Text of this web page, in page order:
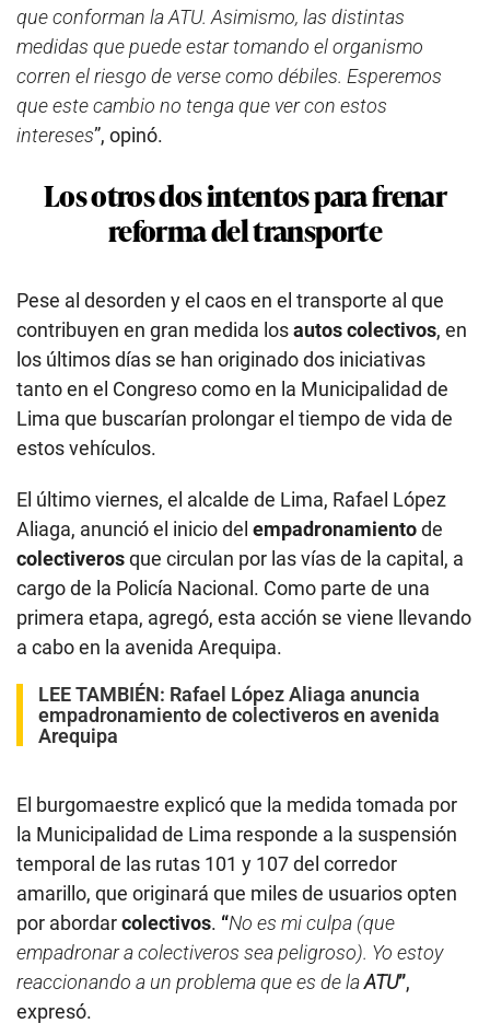
que conforman la ATU. Asimismo, las distintas
medidas que puede estar tomando el organismo
corren el riesgo de verse como débiles. Esperemos
que este cambio no tenga que ver con estos
intereses”, opinó.
Los otros dos intentos para frenar
reforma del transporte
Pese al desorden y el caos en el transporte al que
contribuyen en gran medida losautos colectivos, en
los últimos días se han originado dos iniciativas
tanto en el Congreso como en la Municipalidad de
Lima que buscarían prolongar el tiempo de vida de
estos vehículos.
El último viernes, el alcalde de Lima, Rafael López
Aliaga, anunció el inicio del empadronamientode
colectiverosque circulan por las vías de la capital, a
cargo de la Policía Nacional. Como parte de una
primera etapa, agregó, esta acción se viene llevando
a cabo en la avenida Arequipa.
LEE TAMBIÉN: Rafael López Aliaga anuncia
empadronamiento de colectiveros en avenida
Arequipa
El burgomaestre explicó que la medida tomada por
la Municipalidad de Lima responde a la suspensión
temporal de las rutas 101 y 107 del corredor
amarillo, que originará que miles de usuarios opten
por abordarcolectivos. “No es mi culpa (que
empadronar a colectiveros sea peligroso). Yo estoy
reaccionando a un problema que es de laATU”,
expresó.